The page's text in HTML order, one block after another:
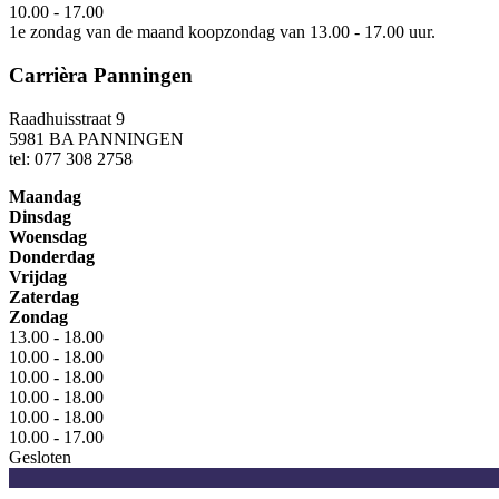
10.00 - 17.00
1e zondag van de maand koopzondag van 13.00 - 17.00 uur.
Carrièra Panningen
Raadhuisstraat 9
5981 BA PANNINGEN
tel: 077 308 2758
Maandag
Dinsdag
Woensdag
Donderdag
Vrijdag
Zaterdag
Zondag
13.00 - 18.00
10.00 - 18.00
10.00 - 18.00
10.00 - 18.00
10.00 - 18.00
10.00 - 17.00
Gesloten